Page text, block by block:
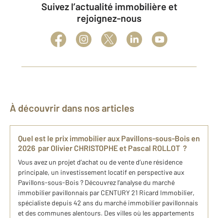
Suivez l’actualité immobilière et
rejoignez-nous
À découvrir dans nos articles
Quel est le prix immobilier aux Pavillons-sous-Bois en
2026 par Olivier CHRISTOPHE et Pascal ROLLOT ?
Vous avez un projet d’achat ou de vente d’une résidence
principale, un investissement locatif en perspective aux
Pavillons-sous-Bois ? Découvrez l’analyse du marché
immobilier pavillonnais par CENTURY 21 Ricard Immobilier,
spécialiste depuis 42 ans du marché immobilier pavillonnais
et des communes alentours. Des villes où les appartements